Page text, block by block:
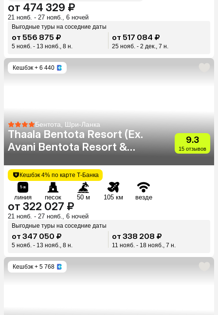
от 474 329 ₽
21 нояб. - 27 нояб., 6 ночей
Выгодные туры на соседние даты
от 556 875 ₽
5 нояб. - 13 нояб., 8 н.
от 517 084 ₽
25 нояб. - 2 дек., 7 н.
Кешбэк + 6 440
Бентота, Шри-Ланка
Thaala Bentota Resort (Ex.
Avani Bentota Resort &
9.3
15 отзывов
Кешбэк 4% по карте Т-Банка
линия песок 50 м 105 км везде
от 322 027 ₽
21 нояб. - 27 нояб., 6 ночей
Выгодные туры на соседние даты
от 347 050 ₽
5 нояб. - 13 нояб., 8 н.
от 338 208 ₽
11 нояб. - 18 нояб., 7 н.
Кешбэк + 5 768